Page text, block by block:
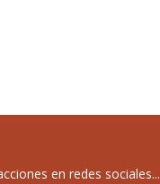
en redes sociales...